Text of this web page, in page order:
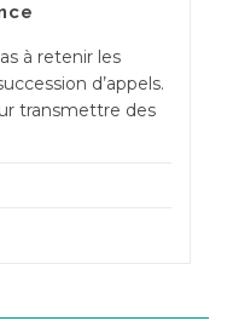
à retenir les
d’appels.
transmettre des